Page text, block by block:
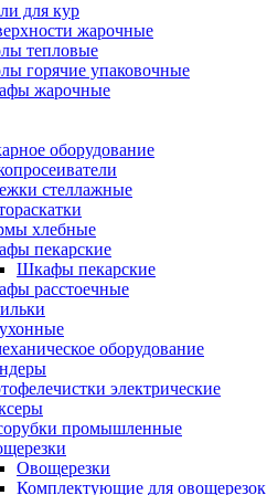
для кур
жарочные
тепловые
горячие упаковочные
жарочные
оборудование
стеллажные
хлебные
пекарские
Шкафы пекарские
расстоечные
оборудование
электрические
промышленные
Овощерезки
Комплектующие для овощерезок